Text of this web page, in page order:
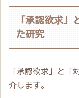
「承認欲求」
た研究
「承認欲求」と「
介します。